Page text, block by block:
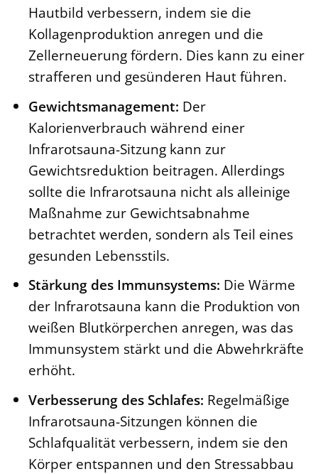
Hautbild verbessern, indem sie die
Kollagenproduktion anregen und die
Zellerneuerung fördern. Dies kann zu einer
strafferen und gesünderen Haut führen.
Gewichtsmanagement: Der
Kalorienverbrauch während einer
Infrarotsauna-Sitzung kann zur
Gewichtsreduktion beitragen. Allerdings
sollte die Infrarotsauna nicht als alleinige
Maßnahme zur Gewichtsabnahme
betrachtet werden, sondern als Teil eines
gesunden Lebensstils.
Stärkung des Immunsystems: Die Wärme
der Infrarotsauna kann die Produktion von
weißen Blutkörperchen anregen, was das
Immunsystem stärkt und die Abwehrkräfte
erhöht.
Verbesserung des Schlafes: Regelmäßige
Infrarotsauna-Sitzungen können die
Schlafqualität verbessern, indem sie den
Körper entspannen und den Stressabbau